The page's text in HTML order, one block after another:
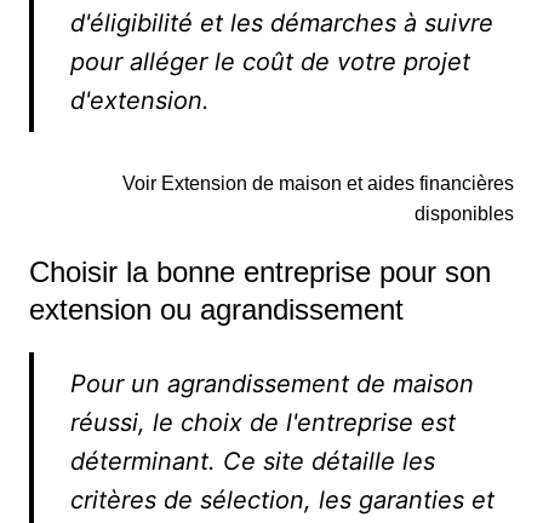
d'éligibilité et les démarches à suivre
pour alléger le coût de votre projet
d'extension.
Voir Extension de maison et aides financières
disponibles
Choisir la bonne entreprise pour son
extension ou agrandissement
Pour un agrandissement de maison
réussi, le choix de l'entreprise est
déterminant. Ce site détaille les
critères de sélection, les garanties et